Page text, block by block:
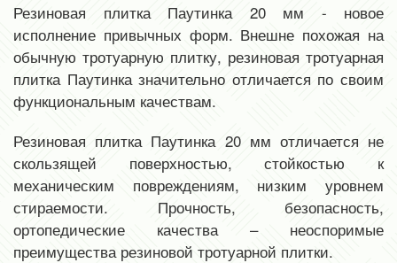
Резиновая плитка Паутинка 20 мм - новое
исполнение привычных форм. Внешне похожая на
обычную тротуарную плитку, резиновая тротуарная
плитка Паутинка значительно отличается по своим
функциональным качествам.
Резиновая плитка Паутинка 20 мм отличается не
скользящей поверхностью, стойкостью к
механическим повреждениям, низким уровнем
стираемости. Прочность, безопасность,
ортопедические качества – неоспоримые
преимущества резиновой тротуарной плитки.